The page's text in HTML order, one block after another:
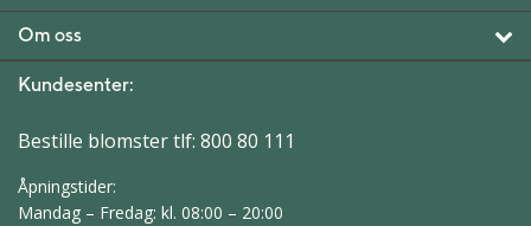
Om oss
Kundesenter:
Bestille blomster tlf: 800 80 111
Åpningstider:
Mandag – Fredag: kl. 08:00 – 20:00